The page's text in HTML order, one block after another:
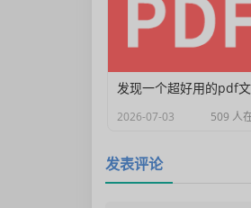
2026-07-03 509 人
发表评论